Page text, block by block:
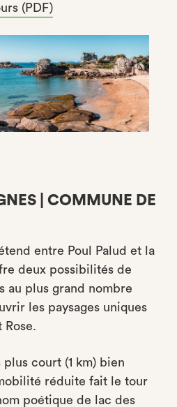
(PDF)
| COMMUNE DE
entre Poul Palud et la
deux possibilités de
au plus grand nombre
les paysages uniques
court (1 km) bien
réduite fait le tour
poétique de lac des